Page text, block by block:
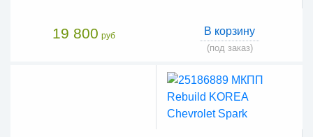
19 800 руб В корзину
(под заказ)